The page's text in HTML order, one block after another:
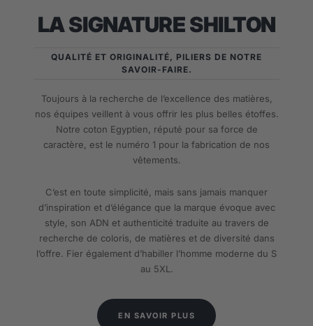
LA SIGNATURE SHILTON
QUALITÉ ET ORIGINALITÉ, PILIERS DE NOTRE
SAVOIR-FAIRE.
Toujours à la recherche de l’excellence des matières,
nos équipes veillent à vous offrir les plus belles étoffes.
Notre coton Egyptien, réputé pour sa force de
caractère, est le numéro 1 pour la fabrication de nos
vêtements.
C’est en toute simplicité, mais sans jamais manquer
d’inspiration et d’élégance que la marque évoque avec
style, son ADN et authenticité traduite au travers de
recherche de coloris, de matières et de diversité dans
l’offre. Fier également d’habiller l’homme moderne du S
au 5XL.
EN SAVOIR PLUS